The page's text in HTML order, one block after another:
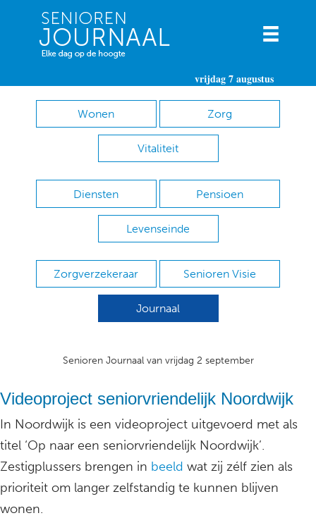
vrijdag 7 augustus
Wonen Zorg
Vitaliteit
Diensten Pensioen
Levenseinde
Zorgverzekeraar Senioren Visie
Journaal
Senioren Journaal van vrijdag 2 september
Videoproject seniorvriendelijk Noordwijk
In Noordwijk is een videoproject uitgevoerd met als
titel ‘Op naar een seniorvriendelijk Noordwijk’.
Zestigplussers brengen in beeld wat zij zélf zien als
prioriteit om langer zelfstandig te kunnen blijven
wonen.